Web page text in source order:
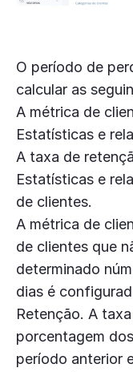
O período de
calcular as
A métrica de
Estatísticas e
A taxa de
Estatísticas e
de clientes.
A métrica de
de clientes que
determinado
dias é
Retenção. A
porcentagem
período anterior